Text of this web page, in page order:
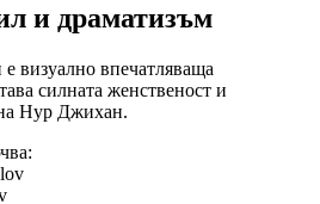
и драматизъм
визуално впечатляваща
силната женственост и
Нур Джихан.